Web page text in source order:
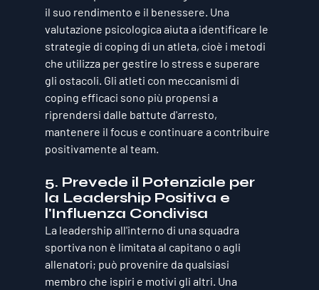
il suo rendimento e il benessere. Una
valutazione psicologica aiuta a identificare le
strategie di coping di un atleta, cioè i metodi
che utilizza per gestire lo stress e superare
gli ostacoli. Gli atleti con meccanismi di
coping efficaci sono più propensi a
riprendersi dalle battute d'arresto,
mantenere il focus e continuare a contribuire
positivamente al team.
5. Prevede il Potenziale per
la Leadership Positiva e
l'Influenza Condivisa
La leadership all'interno di una squadra
sportiva non è limitata al capitano o agli
allenatori; può provenire da qualsiasi
membro che ispiri e motivi gli altri. Una